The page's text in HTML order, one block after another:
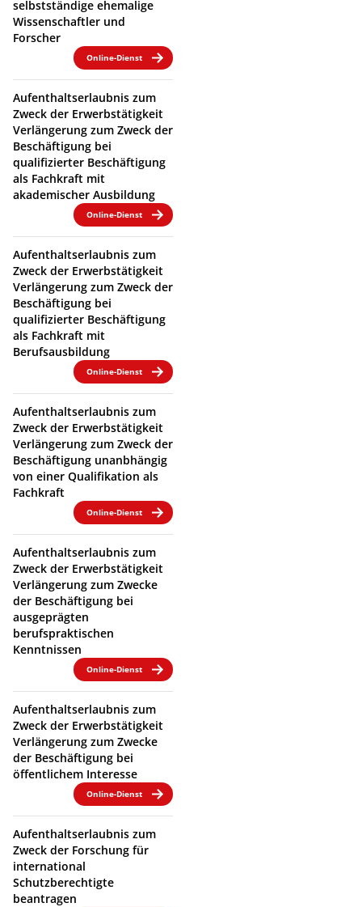
selbstständige ehemalige
Wissenschaftler und
Forscher
Online-Dienst
Aufenthaltserlaubnis zum
Zweck der Erwerbstätigkeit
Verlängerung zum Zweck der
Beschäftigung bei
qualifizierter Beschäftigung
als Fachkraft mit
akademischer Ausbildung
Online-Dienst
Aufenthaltserlaubnis zum
Zweck der Erwerbstätigkeit
Verlängerung zum Zweck der
Beschäftigung bei
qualifizierter Beschäftigung
als Fachkraft mit
Berufsausbildung
Online-Dienst
Aufenthaltserlaubnis zum
Zweck der Erwerbstätigkeit
Verlängerung zum Zweck der
Beschäftigung unanbhängig
von einer Qualifikation als
Fachkraft
Online-Dienst
Aufenthaltserlaubnis zum
Zweck der Erwerbstätigkeit
Verlängerung zum Zwecke
der Beschäftigung bei
ausgeprägten
berufspraktischen
Kenntnissen
Online-Dienst
Aufenthaltserlaubnis zum
Zweck der Erwerbstätigkeit
Verlängerung zum Zwecke
der Beschäftigung bei
öffentlichem Interesse
Online-Dienst
Aufenthaltserlaubnis zum
Zweck der Forschung für
international
Schutzberechtigte
beantragen